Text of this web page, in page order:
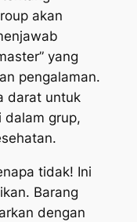
akan
” yang
pengalaman.
darat untuk
dalam grup,
tidak! Ini
Barang
dengan